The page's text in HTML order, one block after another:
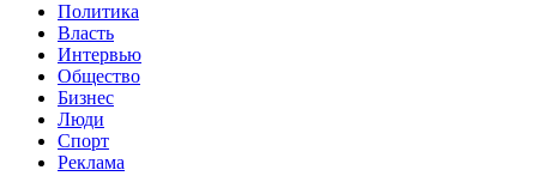
Политика
Власть
Интервью
Общество
Бизнес
Люди
Спорт
Реклама